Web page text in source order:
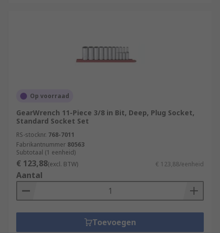
Op voorraad
GearWrench 11-Piece 3/8 in Bit, Deep, Plug Socket,
Standard Socket Set
RS-stocknr. 768-7011
Fabrikantnummer 80563
Subtotaal (1 eenheid)
€ 123,88(excl. BTW) € 123,88/eenheid
Aantal
Toevoegen